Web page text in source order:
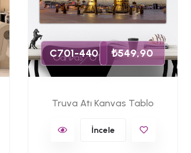
C701-440 ₺549,90
Truva Atı Kanvas Tablo
İncele